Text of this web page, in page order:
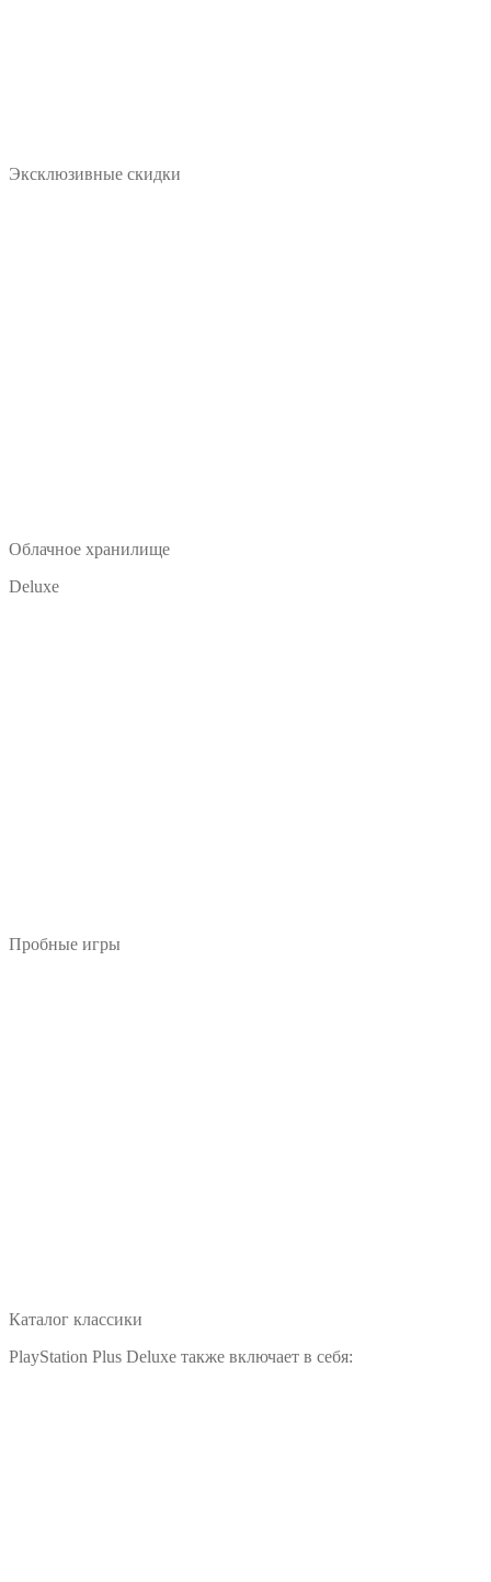
Эксклюзивные скидки
Облачное хранилище
Deluxe
Пробные игры
Каталог классики
PlayStation Plus Deluxe также включает в себя: